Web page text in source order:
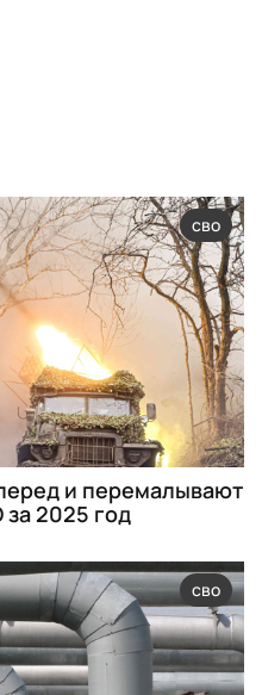
сво
и перемалывают
2025 год
сво